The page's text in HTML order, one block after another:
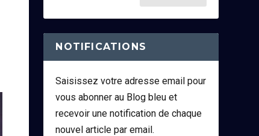
NOTIFICATIONS
Saisissez votre adresse email pour
vous abonner au Blog bleu et
recevoir une notification de chaque
nouvel article par email.